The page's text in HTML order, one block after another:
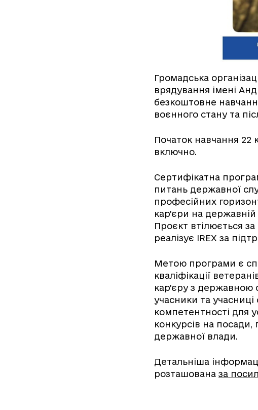
Громадська
врядування імені
безкоштовне
воєнного стану та
Початок навчання 22
включно.
Сертифікатна
питань державної
професійних
кар’єри на
Проєкт втілюється
реалізує IREX за
Метою програми є
кваліфікації
кар’єру з
учасники та
компетентності для
конкурсів на
державної влади.
Детальніша
розташована за